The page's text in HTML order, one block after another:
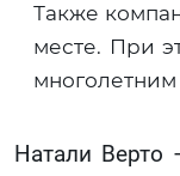
Также
месте. При
Натали Верто